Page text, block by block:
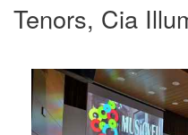
Tenors, Cia